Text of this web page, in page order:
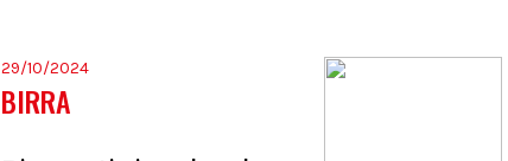
29/10/2024
BIRRA